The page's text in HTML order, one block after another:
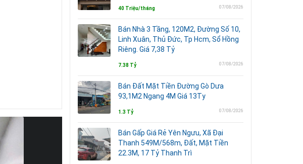
40 Triệu/tháng 07/08/2026
Bán Nhà 3 Tầng, 120M2, Đường Số 10,
Linh Xuân, Thủ Đức, Tp Hcm, Sổ Hồng
Riêng. Giá 7,38 Tỷ
7.38 Tỷ 07/08/2026
Bán Đất Mặt Tiền Đường Gò Dưa
93,1M2 Ngang 4M Giá 13Ty
1.3 Tỷ 07/08/2026
Bán Gấp Giá Rẻ Yên Ngưu, Xã Đại
Thanh 549M/568m, Đất, Mặt Tiền
22.3M, 17 Tỷ Thanh Trì